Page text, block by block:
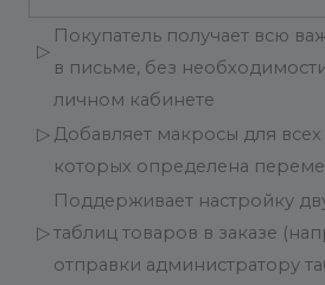
▷
Покупатель получает всю
в письме, без
личном кабинете
▷ Добавляет макросы для
которых определена
▷
Поддерживает настройку
таблиц товаров в заказе
отправки администратору